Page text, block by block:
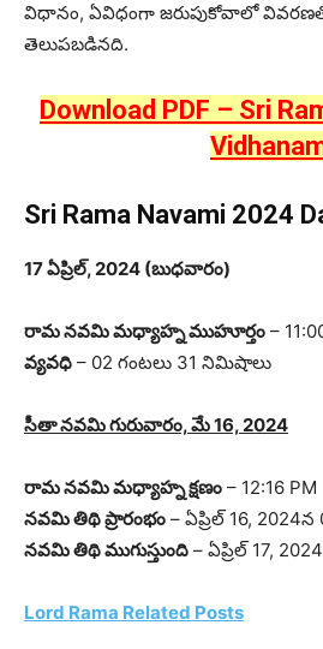
విధానం, ఏవిధంగా జరుపుకోవాలో
తెలుపబడినది.
Download PDF – Sri
Sri Rama Navami 2024
17 ఏప్రిల్, 2024 (బుధవారం)
రామ నవమి మధ్యాహ్న ముహూర్తం –
వ్యవధి – 02 గంటలు 31 నిమిషాలు
సీతా నవమి గురువారం, మే 16, 2024
రామ నవమి మధ్యాహ్న క్షణం – 12:16 PM
నవమి తిథి ప్రారంభం – ఏప్రిల్ 16, 2024న
నవమి తిథి ముగుస్తుంది – ఏప్రిల్ 17,
Lord Rama Related Posts